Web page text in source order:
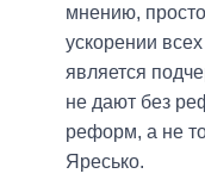
мнению,
ускорении
является
не дают без
реформ, а не
Яресько.